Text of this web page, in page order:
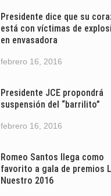
Presidente dice que su
está con víctimas de
en envasadora
febrero 16, 2016
Presidente JCE propondrá
suspensión del “barrilito”
febrero 16, 2016
Romeo Santos llega como
favorito a gala de premios
Nuestro 2016